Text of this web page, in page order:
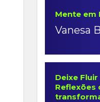
Mente em
Vanesa
Deixe Fluir
Reflexões